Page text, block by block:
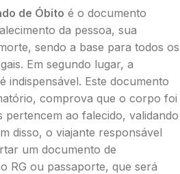
de Óbito é o documento
da pessoa, sua
sendo a base para todos os
Em segundo lugar, a
é indispensável. Este documento
comprova que o corpo foi
pertencem ao falecido, validando
disso, o viajante responsável
um documento de
RG ou passaporte, que será